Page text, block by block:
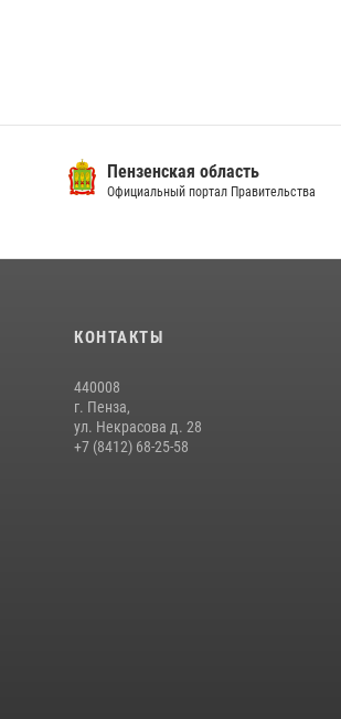
Пензенская область
Официальный портал Правительства
КОНТАКТЫ
440008
г. Пенза,
ул. Некрасова д. 28
+7 (8412) 68-25-58